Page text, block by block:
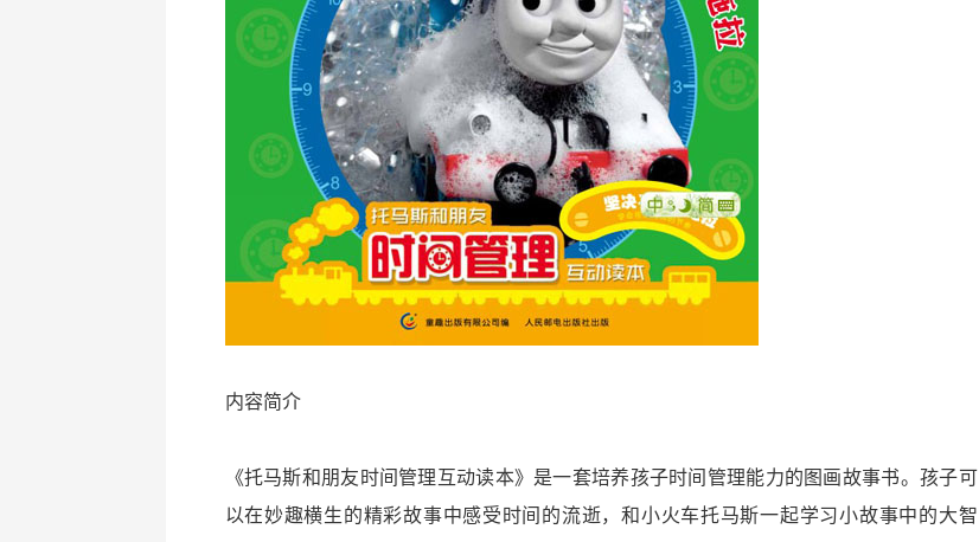
内容简介
《托马斯和朋友时间管理互动读本》是一套培养孩子时间管理能力的图画故事书。孩子可
以在妙趣横生的精彩故事中感受时间的流逝，和小火车托马斯一起学习小故事中的大智